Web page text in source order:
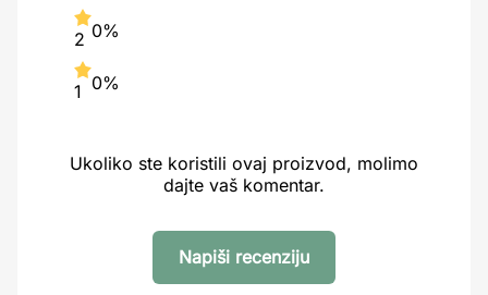
2 0%
1 0%
Ukoliko ste koristili ovaj proizvod, molimo
dajte vaš komentar.
Napiši recenziju